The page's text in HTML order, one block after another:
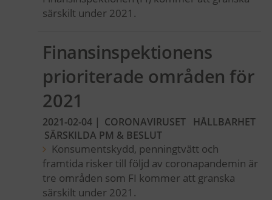
särskilt under 2021.
Finansinspektionens
prioriterade områden för
2021
2021-02-04 | CORONAVIRUSET
HÅLLBARHET
SÄRSKILDA PM & BESLUT
Konsumentskydd, penningtvätt och
framtida risker till följd av coronapandemin är
tre områden som FI kommer att granska
särskilt under 2021.